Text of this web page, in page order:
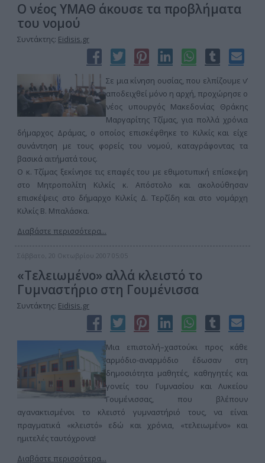
Ο νέος ΥΜΑΘ άκουσε τα προβλήματα
του νομού
Συντάκτης: Eidisis.gr
Σε μια κίνηση ουσίας, που ελπίζουμε ν’
αποδειχθεί μόνο η αρχή, προχώρησε ο
νέος υπουργός Μακεδονίας Θράκης
Μαργαρίτης Τζίμας, για πολλά χρόνια
δήμαρχος Δράμας, ο οποίος επισκέφθηκε το Κιλκίς και είχε
συνάντηση με τους φορείς του νομού, καταγράφοντας τα
βασικά αιτήματά τους.
Ο κ. Τζίμας ξεκίνησε τις επαφές του με εθιμοτυπική επίσκεψη
στο Μητροπολίτη Κιλκίς κ. Απόστολο και ακολούθησαν
επισκέψεις στο δήμαρχο Κιλκίς Δ. Τερζίδη και στο νομάρχη
Κιλκίς Β. Μπαλάσκα.
Διαβάστε περισσότερα...
Σάββατο, 20 Οκτωβρίου 2007 05:05
«Τελειωμένο» αλλά κλειστό το
Γυμναστήριο στη Γουμένισσα
Συντάκτης: Eidisis.gr
Μια επιστολή–χαστούκι προς κάθε
αρμόδιο-αναρμόδιο έδωσαν στη
δημοσιότητα μαθητές, καθηγητές και
γονείς του Γυμνασίου και Λυκείου
Γουμένισσας, που βλέπουν
αγανακτισμένοι το κλειστό γυμναστήριό τους, να είναι
πραγματικά «κλειστό» εδώ και χρόνια, «τελειωμένο» και
ημιτελές ταυτόχρονα!
Διαβάστε περισσότερα...